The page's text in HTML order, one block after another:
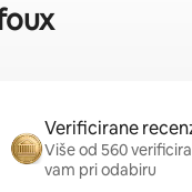
Verificirane
Više od 560
vam pri odabiru